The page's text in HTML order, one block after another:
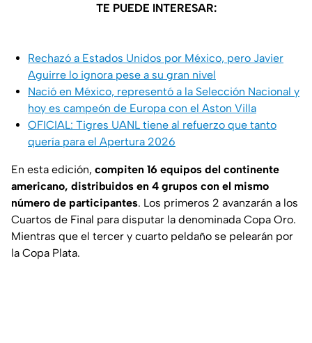
TE PUEDE INTERESAR:
Rechazó a Estados Unidos por México, pero Javier
Aguirre lo ignora pese a su gran nivel
Nació en México, representó a la Selección Nacional y
hoy es campeón de Europa con el Aston Villa
OFICIAL: Tigres UANL tiene al refuerzo que tanto
quería para el Apertura 2026
En esta edición, compiten 16 equipos del continente
americano, distribuidos en 4 grupos con el mismo
número de participantes. Los primeros 2 avanzarán a los
Cuartos de Final para disputar la denominada Copa Oro.
Mientras que el tercer y cuarto peldaño se pelearán por
la Copa Plata.